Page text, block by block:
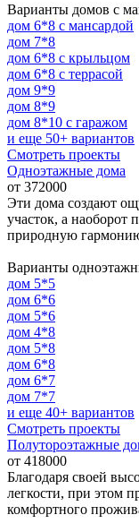
Варианты домов с
дом 6*8 с мансардой
дом 7*8
дом 6*8 с крыльцом
дом 6*8 с террасой
дом 9*9
дом 8*9
дом 8*10 с гаражом
и еще 50+ вариантов
Смотреть проекты
Одноэтажные дома
от 372000
Эти дома создают
участок, а наоборот
природную
Варианты
дом 5*5
дом 6*6
дом 5*6
дом 4*8
дом 5*8
дом 6*8
дом 6*7
дом 7*7
и еще 40+ вариантов
Смотреть проекты
Полутороэтажные
от 418000
Благодаря своей
легкости, при этом
комфортного